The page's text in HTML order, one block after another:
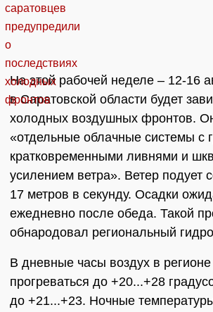
На этой рабочей неделе – 12-16
в Саратовской области будет
холодных воздушных фронтов.
«отдельные облачные системы с
кратковременными ливнями и
усилением ветра». Ветер подует
17 метров в секунду. Осадки
ежедневно после обеда. Такой
обнародовал региональный
В дневные часы воздух в регионе
прогреваться до +20...+28
до +21...+23. Ночные